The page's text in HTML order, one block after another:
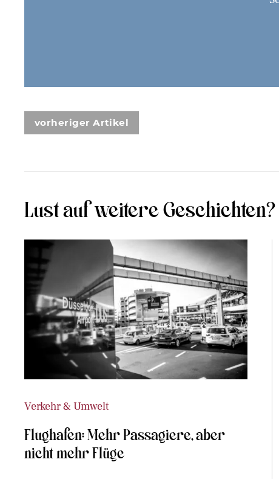
vorheriger Artikel
Lust auf weitere Geschichten?
Verkehr & Umwelt
Flughafen: Mehr Passagiere, aber
nicht mehr Flüge